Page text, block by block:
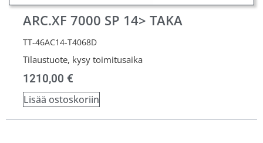
ARC.XF 7000 SP 14> TAKA
TT-46AC14-T4068D
Tilaustuote, kysy toimitusaika
1210,00 €
Lisää ostoskoriin